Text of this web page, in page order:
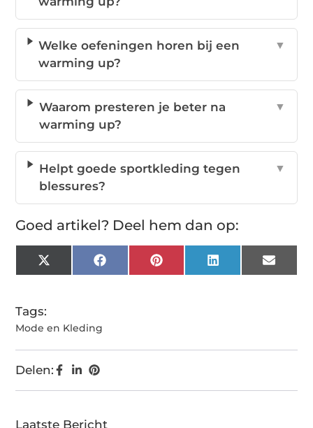
Welke oefeningen horen bij een
warming up?
▼
Waarom presteren je beter na
warming up?
▼
Helpt goede sportkleding tegen
blessures?
▼
Goed artikel? Deel hem dan op:
X
(Twitter)
FacebookPinterest LinkedIn Email
Tags:
Mode en Kleding
Delen:
Laatste Bericht